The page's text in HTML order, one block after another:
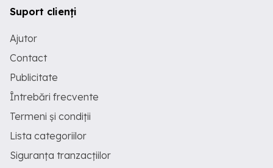
Suport clienți
Ajutor
Contact
Publicitate
Întrebări frecvente
Termeni și condiții
Lista categoriilor
Siguranța tranzacțiilor